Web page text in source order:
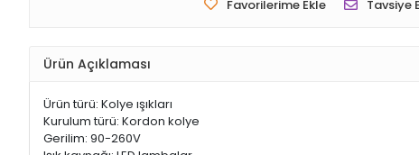
Favorilerime Ekle Tavsiye
Ürün Açıklaması
Ürün türü: Kolye ışıkları
Kurulum türü: Kordon kolye
Gerilim: 90-260V